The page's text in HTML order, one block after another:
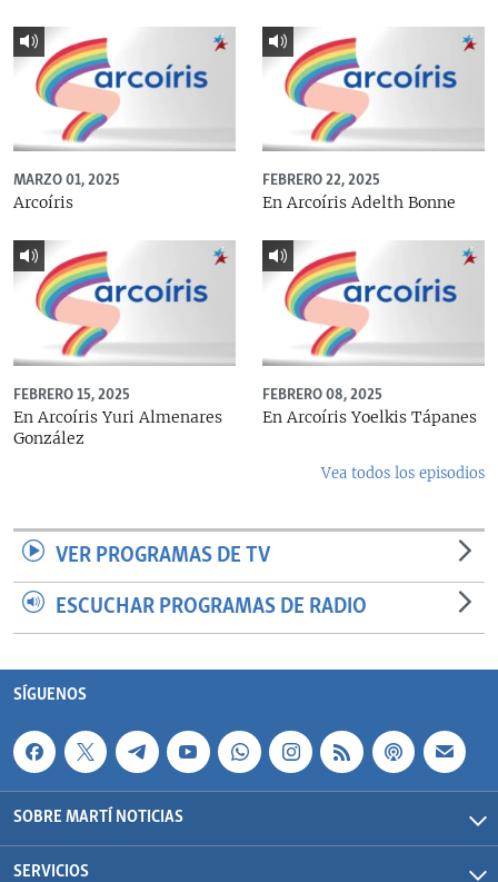
MARZO 01, 2025
Arcoíris
FEBRERO 22, 2025
En Arcoíris Adelth Bonne
FEBRERO 15, 2025
En Arcoíris Yuri Almenares
González
FEBRERO 08, 2025
En Arcoíris Yoelkis Tápanes
Vea todos los episodios
VER PROGRAMAS DE TV
ESCUCHAR PROGRAMAS DE RADIO
SÍGUENOS
SOBRE MARTÍ NOTICIAS
SERVICIOS